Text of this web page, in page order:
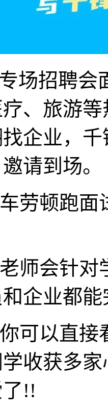
场招聘会
、旅游
企业，
请到场。
劳顿跑
师会针
企业都
可以直接
收获多
!!